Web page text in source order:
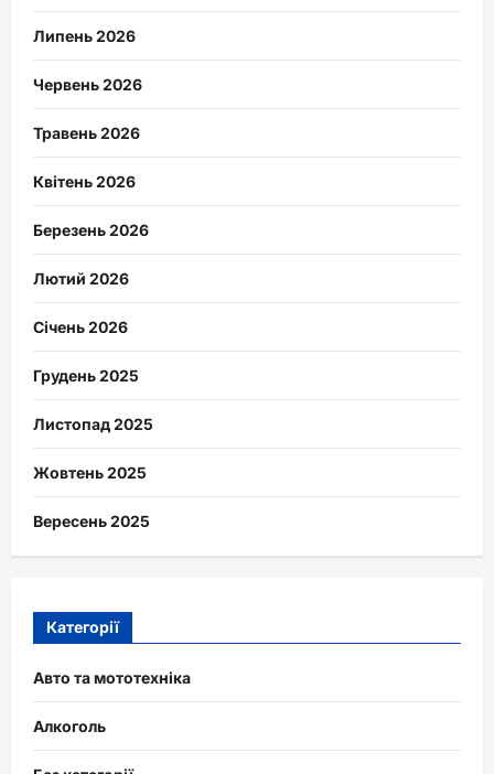
Липень 2026
Червень 2026
Травень 2026
Квітень 2026
Березень 2026
Лютий 2026
Січень 2026
Грудень 2025
Листопад 2025
Жовтень 2025
Вересень 2025
Категорії
Авто та мототехніка
Алкоголь